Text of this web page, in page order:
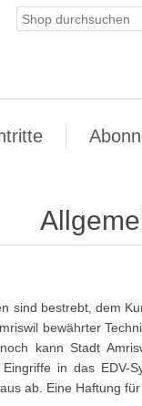
sind bestrebt, dem
bewährter
kann Stadt
in das EDV-
ab. Eine Haftung